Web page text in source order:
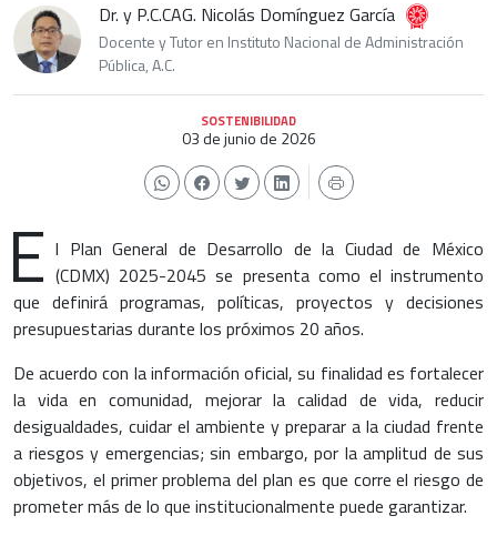
Dr. y P.C.CAG. Nicolás Domínguez García
Docente y Tutor en Instituto Nacional de Administración
Pública, A.C.
SOSTENIBILIDAD
03 de junio de 2026
E l Plan General de Desarrollo de la Ciudad de México
(CDMX) 2025-2045 se presenta como el instrumento
que definirá programas, políticas, proyectos y decisiones
presupuestarias durante los próximos 20 años.
De acuerdo con la información oficial, su finalidad es fortalecer
la vida en comunidad, mejorar la calidad de vida, reducir
desigualdades, cuidar el ambiente y preparar a la ciudad frente
a riesgos y emergencias; sin embargo, por la amplitud de sus
objetivos, el primer problema del plan es que corre el riesgo de
prometer más de lo que institucionalmente puede garantizar.